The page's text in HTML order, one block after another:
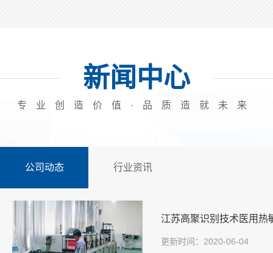
案例展示三
新闻中心
专业创造价值·品质造就未来
公司动态 行业资讯
江苏高聚识别技术医用热
更新时间：2020-06-04